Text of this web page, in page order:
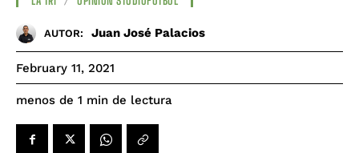
AUTOR: Juan José Palacios
February 11, 2021
menos de 1 min de lectura